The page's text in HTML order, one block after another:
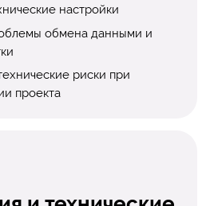
настройки
обмена данными и
риски при
проекта